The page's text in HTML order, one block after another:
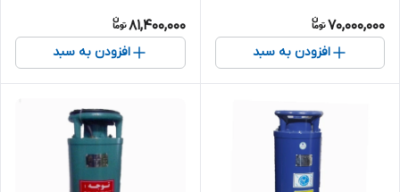
70,000,000
افزودن به سبد
81,400,000
افزودن به سبد